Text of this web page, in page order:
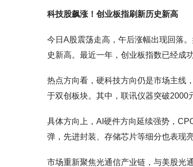
科技股飙涨！创业板指刷新历史新高
今日A股震荡走高，午后涨幅出现回落
史新高。最近一年，创业板指数已经成
热点方向看，硬科技方向仍是市场主线
于双创板块。其中，联讯仪器突破2000
具体方向上，AI硬件方向延续强势，
弹，先进封装、存储芯片等细分也表现亮
市场重新聚焦光通信产业链，与美股光